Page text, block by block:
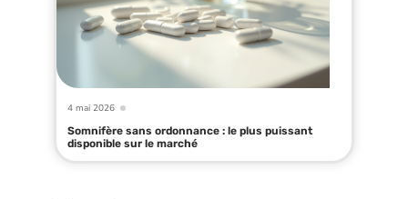
4 mai 2026
Somnifère sans ordonnance : le plus puissant
disponible sur le marché